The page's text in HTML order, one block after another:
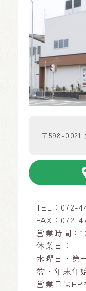
〒598-0021
TEL： 072-
FAX：072-
営業時間：
休業日：
水曜日・第
盆・年末年
営業日は